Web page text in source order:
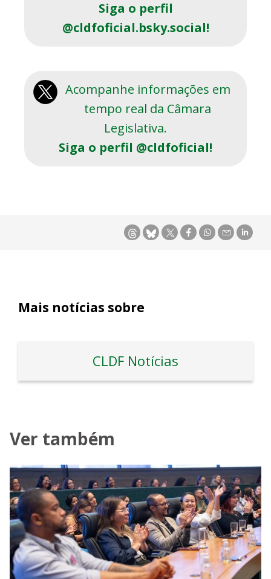
Siga o perfil
@cldfoficial.bsky.social!
Acompanhe informações em
tempo real da Câmara
Legislativa.
Siga o perfil @cldfoficial!
Mais notícias sobre
CLDF Notícias
Ver também